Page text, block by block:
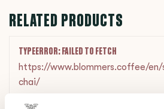
RELATED PRODUCTS
TYPEERROR: FAILED TO FETCH
https://www.blommers.coffee/
chai/